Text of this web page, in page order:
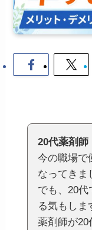
20代薬剤師
今の職場で
なってきま
でも、20
る気もしま
薬剤師が20